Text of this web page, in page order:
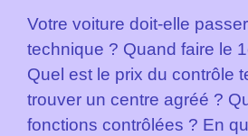
Votre voiture doit-elle
technique ? Quand faire le 1
Quel est le prix du contrôle
trouver un centre agréé ?
fonctions contrôlées ? En